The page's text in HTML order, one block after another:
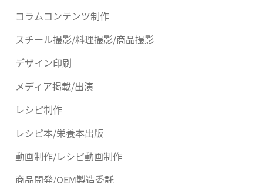
コラムコンテンツ制作
スチール撮影/料理撮影/商品撮影
デザイン印刷
メディア掲載/出演
レシピ制作
レシピ本/栄養本出版
動画制作/レシピ動画制作
商品開発/OEM製造委託